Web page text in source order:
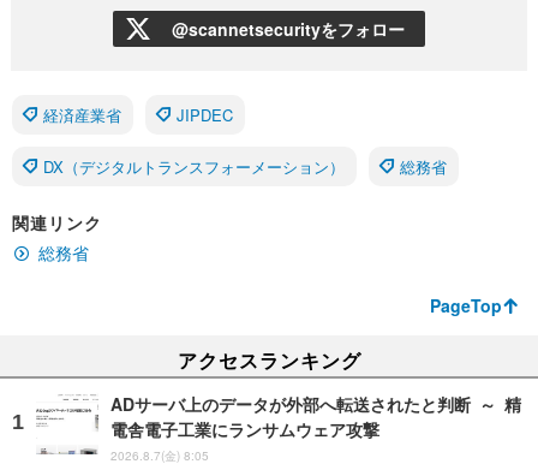
@scannetsecurityをフォロー
経済産業省 JIPDEC
DX（デジタルトランスフォーメーション） 総務省
関連リンク
総務省
PageTop
アクセスランキング
ADサーバ上のデータが外部へ転送されたと判断 ～ 精
電舎電子工業にランサムウェア攻撃
2026.8.7(金) 8:05